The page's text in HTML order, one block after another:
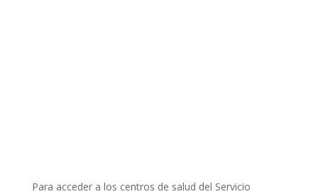
Para acceder a los centros de salud del Servicio